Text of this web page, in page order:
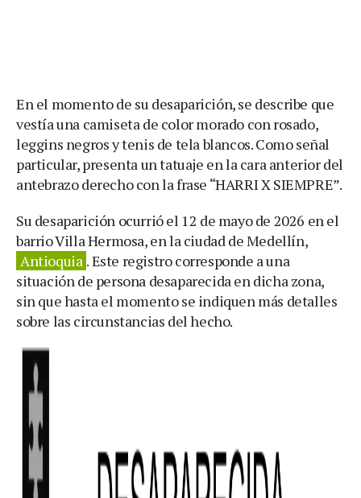
En el momento de su desaparición, se describe que
vestía una camiseta de color morado con rosado,
leggins negros y tenis de tela blancos. Como señal
particular, presenta un tatuaje en la cara anterior del
antebrazo derecho con la frase “HARRI X SIEMPRE”.
Su desaparición ocurrió el 12 de mayo de 2026 en el
barrio Villa Hermosa, en la ciudad de Medellín,
Antioquia . Este registro corresponde a una
situación de persona desaparecida en dicha zona,
sin que hasta el momento se indiquen más detalles
sobre las circunstancias del hecho.